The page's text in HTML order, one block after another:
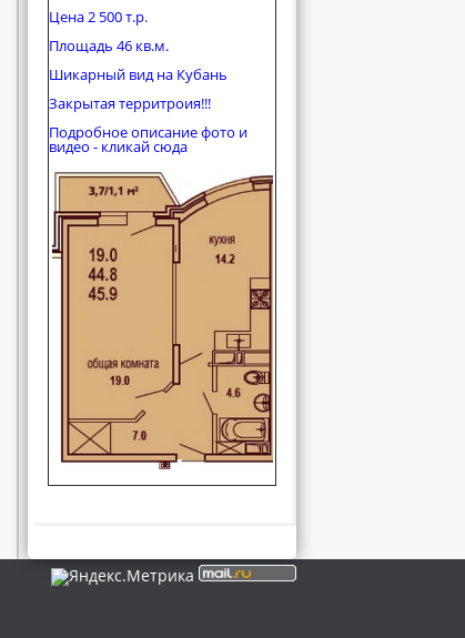
Цена 2 500 т.р.
Площадь 46 кв.м.
Шикарный вид на Кубань
Закрытая территроия!!!
Подробное описание фото и
видео - кликай сюда